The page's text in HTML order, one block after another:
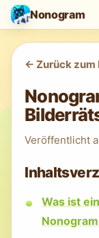
Nonogram
<- Zurück zum
Veröffentlicht
Was ist